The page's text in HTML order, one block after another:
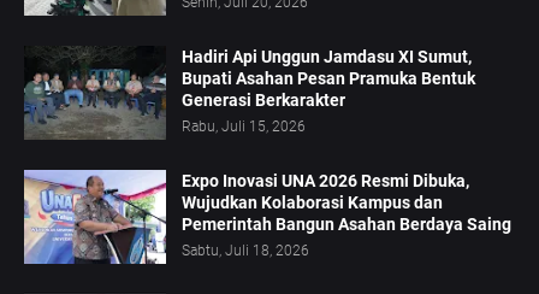
Hadiri Api Unggun Jamdasu XI Sumut,
Bupati Asahan Pesan Pramuka Bentuk
Generasi Berkarakter
Rabu, Juli 15, 2026
Expo Inovasi UNA 2026 Resmi Dibuka,
Wujudkan Kolaborasi Kampus dan
Pemerintah Bangun Asahan Berdaya Saing
Sabtu, Juli 18, 2026